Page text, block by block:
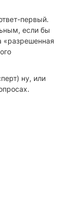
первый.
если бы
«разрешенная
ну, или